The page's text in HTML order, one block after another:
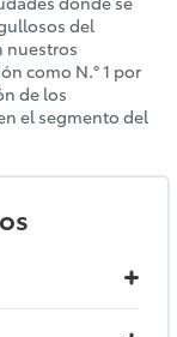
del
nuestros
como N.° 1 por
de los
el segmento del